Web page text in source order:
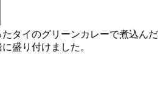
タイのグリーンカレーで煮込んだ
盛り付けました。